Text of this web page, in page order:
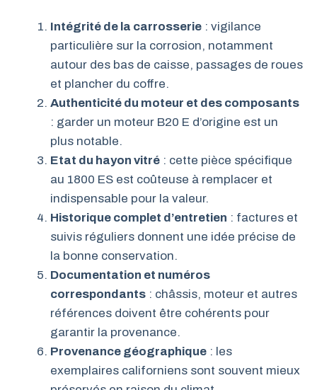
Intégrité de la carrosserie : vigilance
particulière sur la corrosion, notamment
autour des bas de caisse, passages de roues
et plancher du coffre.
Authenticité du moteur et des composants
: garder un moteur B20 E d’origine est un
plus notable.
Etat du hayon vitré : cette pièce spécifique
au 1800 ES est coûteuse à remplacer et
indispensable pour la valeur.
Historique complet d’entretien : factures et
suivis réguliers donnent une idée précise de
la bonne conservation.
Documentation et numéros
correspondants : châssis, moteur et autres
références doivent être cohérents pour
garantir la provenance.
Provenance géographique : les
exemplaires californiens sont souvent mieux